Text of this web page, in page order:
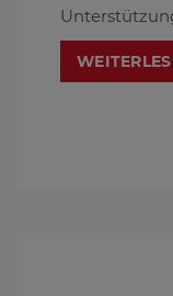
Wir freuen